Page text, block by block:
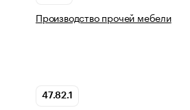
Производство прочей мебели
47.82.1